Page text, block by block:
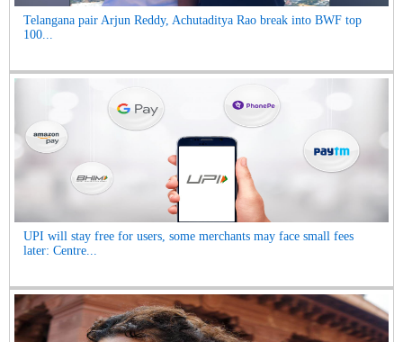
Telangana pair Arjun Reddy, Achutaditya Rao break into BWF top
100...
UPI will stay free for users, some merchants may face small fees
later: Centre...